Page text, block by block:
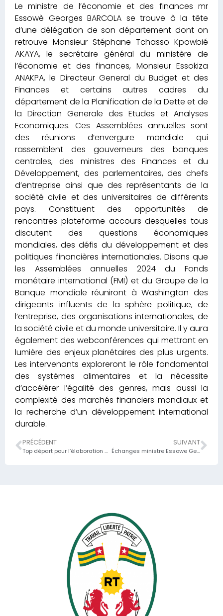
Le ministre de l’économie et des finances mr
Essowè Georges BARCOLA se trouve à la tête
d’une délégation de son département dont on
retrouve Monsieur Stéphane Tchasso Kpowbié
AKAYA, le secrétaire général du ministère de
l’économie et des finances, Monsieur Essokiza
ANAKPA, le Directeur General du Budget et des
Finances et certains autres cadres du
département de la Planification de la Dette et de
la Direction Generale des Etudes et Analyses
Economiques. Ces Assemblées annuelles sont
des réunions d’envergure mondiale qui
rassemblent des gouverneurs des banques
centrales, des ministres des Finances et du
Développement, des parlementaires, des chefs
d’entreprise ainsi que des représentants de la
société civile et des universitaires de différents
pays. Constituent des opportunités de
rencontres plateforme accours desquelles tous
discutent des questions économiques
mondiales, des défis du développement et des
politiques financières internationales. Disons que
les Assemblées annuelles 2024 du Fonds
monétaire international (FMI) et du Groupe de la
Banque mondiale réuniront à Washington des
dirigeants influents de la sphère politique, de
l’entreprise, des organisations internationales, de
la société civile et du monde universitaire. Il y aura
également des webconférences qui mettront en
lumière des enjeux planétaires des plus urgents.
Les intervenants exploreront le rôle fondamental
des systèmes alimentaires et la nécessite
d’accélérer l’égalité des genres, mais aussi la
complexité des marchés financiers mondiaux et
la recherche d’un développement international
durable.
PRÉCÉDENT
Top départ pour l’élaboration du Plan d’Action Genre au Ministère de l’économie et des finances ;
SUIVANT
Échanges ministre Essowe Georges BARCOLA et Kenji OKAMURA, DGA du FMI en présence de Mme Dr Ablamba Johnson ministre secrétaire général de la présidence,